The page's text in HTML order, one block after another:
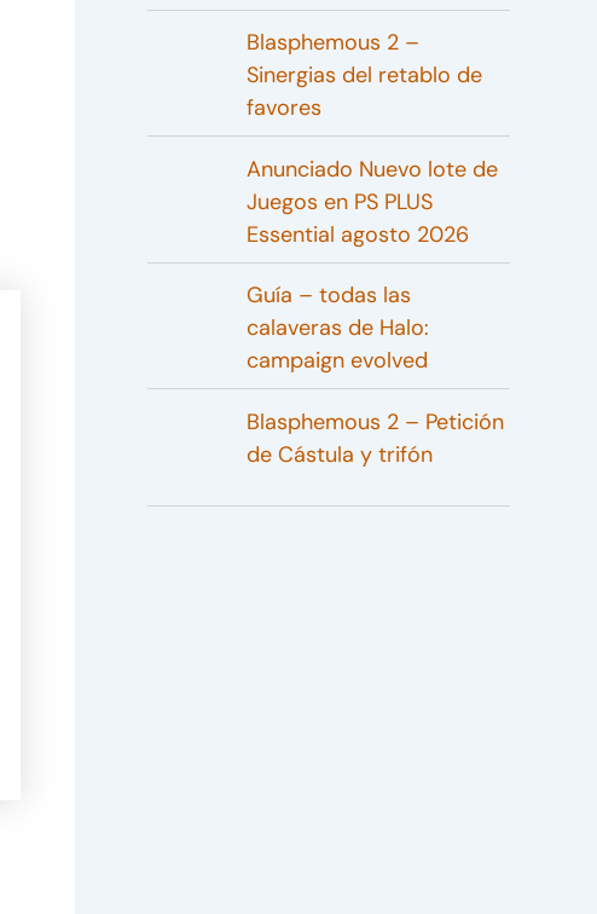
Blasphemous 2 –
Sinergias del retablo de
favores
Anunciado Nuevo lote de
Juegos en PS PLUS
Essential agosto 2026
Guía – todas las
calaveras de Halo:
campaign evolved
Blasphemous 2 – Petición
de Cástula y trifón